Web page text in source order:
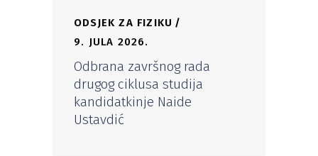
ODSJEK ZA FIZIKU
9. JULA 2026.
Odbrana završnog rada
drugog ciklusa studija
kandidatkinje Naide
Ustavdić